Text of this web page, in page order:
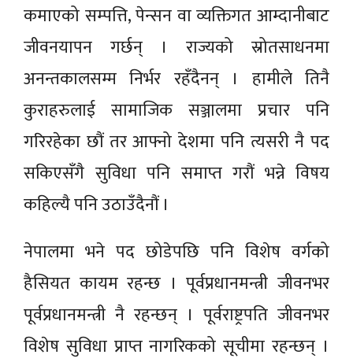
कमाएको सम्पत्ति, पेन्सन वा व्यक्तिगत आम्दानीबाट
जीवनयापन गर्छन् । राज्यको स्रोतसाधनमा
अनन्तकालसम्म निर्भर रहँदैनन् । हामीले तिनै
कुराहरुलाई सामाजिक सञ्जालमा प्रचार पनि
गरिरहेका छौं तर आफ्नो देशमा पनि त्यसरी नै पद
सकिएसँगै सुविधा पनि समाप्त गरौं भन्ने विषय
कहिल्यै पनि उठाउँदैनौं ।
नेपालमा भने पद छोडेपछि पनि विशेष वर्गको
हैसियत कायम रहन्छ । पूर्वप्रधानमन्त्री जीवनभर
पूर्वप्रधानमन्त्री नै रहन्छन् । पूर्वराष्ट्रपति जीवनभर
विशेष सुविधा प्राप्त नागरिकको सूचीमा रहन्छन् ।